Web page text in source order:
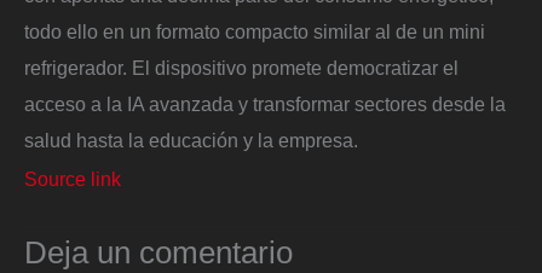
todo ello en un formato compacto similar al de un mini
refrigerador. El dispositivo promete democratizar el
acceso a la IA avanzada y transformar sectores desde la
salud hasta la educación y la empresa.
Source link
Deja un comentario